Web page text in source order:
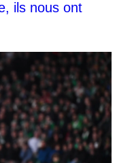
ils nous ont